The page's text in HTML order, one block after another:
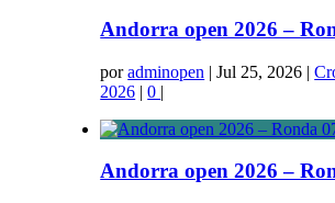
Andorra open 2026 –
poradminopen |Jul 25, 2026 |
2026 |0 |
Andorra open 2026 –